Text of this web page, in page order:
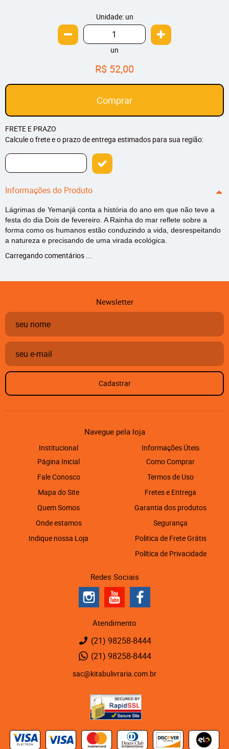
Unidade: un
un
R$ 52,00
Comprar
FRETE E PRAZO
Calcule o frete e o prazo de entrega estimados para sua região:
Informações do Produto
Lágrimas de Yemanjá conta a história do ano em que não teve a
festa do dia Dois de fevereiro. A Rainha do mar reflete sobre a
forma como os humanos estão conduzindo a vida, desrespeitando
a natureza e precisando de uma virada ecológica.
Carregando comentários ...
Newsletter
Cadastrar
Navegue pela loja
Institucional
Página Inicial
Fale Conosco
Mapa do Site
Quem Somos
Onde estamos
Indique nossa Loja
Informações Úteis
Como Comprar
Termos de Uso
Fretes e Entrega
Garantia dos produtos
Segurança
Politica de Frete Grátis
Política de Privacidade
Redes Sociais
Atendimento
(21) 98258-8444
(21) 98258-8444
sac@kitabulivraria.com.br